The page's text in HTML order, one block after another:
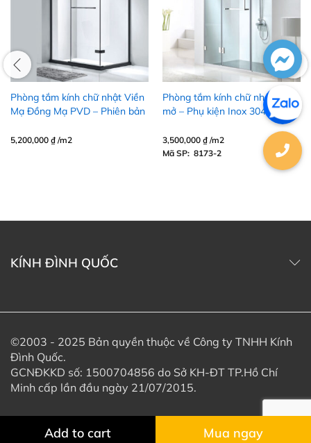
Add to cart Mua ngay
Phòng tắm kính chữ nhật Viền
Mạ Đồng Mạ PVD – Phiên bản
5,200,000 ₫ /m2
Phòng tắm kính chữ nhật cửa
mở – Phụ kiện Inox 304
3,500,000 ₫ /m2
Mã SP: 8173-2
KÍNH ĐÌNH QUỐC
©2003 - 2025 Bản quyền thuộc về Công ty TNHH Kính
Đình Quốc.
GCNĐKKD số: 1500704856 do Sở KH-ĐT TP.Hồ Chí
Minh cấp lần đầu ngày 21/07/2015.